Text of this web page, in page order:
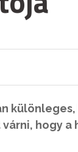
hogy a